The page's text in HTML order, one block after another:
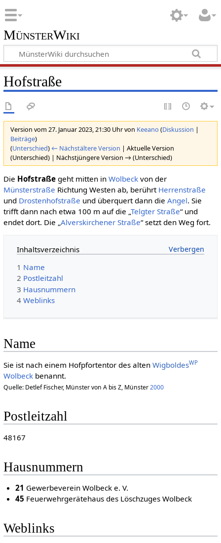
MünsterWiki
Hofstraße
Version vom 27. Januar 2023, 21:30 Uhr von Keeano (Diskussion |
Beiträge)
(Unterschied) ← Nächstältere Version | Aktuelle Version
(Unterschied) | Nächstjüngere Version → (Unterschied)
Die Hofstraßegeht mitten in Wolbeckvon der
Münsterstraße Richtung Westen ab, berührt Herrenstraße
und Drostenhofstraße und überquert dann die Angel. Sie
trifft dann nach etwa 100 m auf die „Telgter Straße“ und
endet dort. Die „Alverskirchener Straße“ setzt den Weg fort.
Inhaltsverzeichnis
1 Name
2 Postleitzahl
3 Hausnummern
4 Weblinks
Name
Sie ist nach einem Hofpfortentor des alten WigboldesWP
Wolbeckbenannt.
Quelle: Detlef Fischer, Münster von A bis Z, Münster2000
Postleitzahl
48167
Hausnummern
21 Gewerbeverein Wolbeck e. V.
45 Feuerwehrgerätehaus des Löschzuges Wolbeck
Weblinks